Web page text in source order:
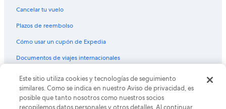
Cancelar tu vuelo
Plazos de reembolso
Cómo usar un cupón de Expedia
Documentos de viajes internacionales
© 2026 Expedia, Inc., una empresa de Expedia Group. Todos los
derechos reservados. Expedia y el logo de Expedia son marcas
registradas o marcas comerciales de Expedia, Inc. CST# 2029030-50.
Este sitio utiliza cookies y tecnologías de seguimiento
similares. Como se indica en nuestro Aviso de privacidad, es
posible que tanto nosotros como nuestros socios
recopilemos datos personales y otros detalles. Al continuar